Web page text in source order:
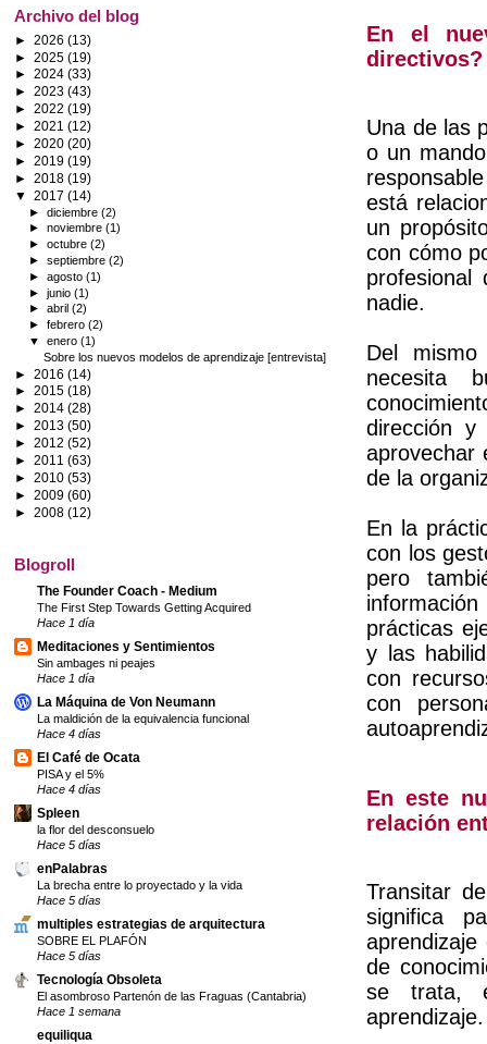
En el
directivos?
Una de las
o un
está
un
con cómo
profesional
nadie.
Del
necesita
dirección y
aprovechar
de la
En la
con los
pero
prácticas
y las
con
con
En este
relación
Transitar
significa
de
se trata,
aprendizaje.
Archivo del blog
► 2026 (13)
► 2025 (19)
► 2024 (33)
► 2023 (43)
► 2022 (19)
► 2021 (12)
► 2020 (20)
► 2019 (19)
► 2018 (19)
▼ 2017 (14)
►diciembre(2)
►noviembre(1)
►octubre(2)
►septiembre(2)
►agosto(1)
►junio(1)
►abril(2)
►febrero(2)
▼enero(1)
Sobre los nuevos modelos de aprendizaje [entrevista]
► 2016 (14)
► 2015 (18)
► 2014 (28)
► 2013 (50)
► 2012 (52)
► 2011 (63)
► 2010 (53)
► 2009 (60)
► 2008 (12)
Blogroll
The Founder Coach - Medium
The First Step Towards Getting Acquired
Hace 1 día
Meditaciones y Sentimientos
Sin ambages ni peajes
Hace 1 día
La Máquina de Von Neumann
La maldición de la equivalencia funcional
Hace 4 días
El Café de Ocata
PISA y el 5%
Hace 4 días
Spleen
la flor del desconsuelo
Hace 5 días
enPalabras
La brecha entre lo proyectado y la vida
Hace 5 días
multiples estrategias de arquitectura
SOBRE EL PLAFÓN
Hace 5 días
Tecnología Obsoleta
El asombroso Partenón de las Fraguas (Cantabria)
Hace 1 semana
equiliqua